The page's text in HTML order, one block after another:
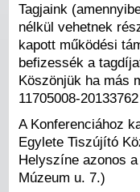
Tagjaink
nélkül vehetnek
kapott működési
befizessék a
Köszönjük ha más
11705008-20133762
A Konferenciához
Egylete Tiszújító
Helyszíne azonos
Múzeum u. 7.)